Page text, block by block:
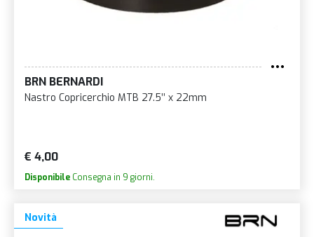
BRN BERNARDI
Nastro Copricerchio MTB 27.5’’ x 22mm
€ 4,00
Disponibile Consegna in 9 giorni.
Novità